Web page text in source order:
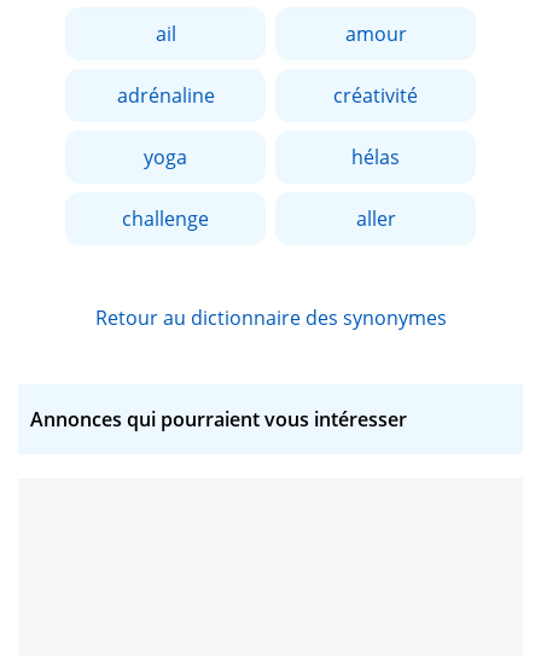
ail amour
adrénaline créativité
yoga hélas
challenge aller
Retour au dictionnaire des synonymes
Annonces qui pourraient vous intéresser